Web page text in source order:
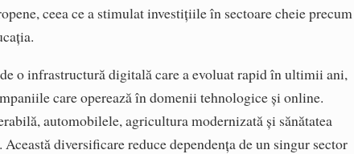
ceea ce a stimulat investițiile în sectoare cheie precum
o infrastructură digitală care a evoluat rapid în ultimii ani,
care operează în domenii tehnologice și online.
automobilele, agricultura modernizată și sănătatea
diversificare reduce dependența de un singur sector